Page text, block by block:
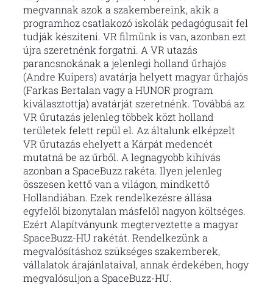
megvannak azok a szakembereink, akik a
programhoz csatlakozó iskolák pedagógusait fel
tudják készíteni. VR filmünk is van, azonban ezt
újra szeretnénk forgatni. A VR utazás
parancsnokának a jelenlegi holland űrhajós
(Andre Kuipers) avatárja helyett magyar űrhajós
(Farkas Bertalan vagy a HUNOR program
kiválasztottja) avatárját szeretnénk. Továbbá az
VR űrutazás jelenleg többek közt holland
területek felett repül el. Az általunk elképzelt
VR űrutazás ehelyett a Kárpát medencét
mutatná be az űrből. A legnagyobb kihívás
azonban a SpaceBuzz rakéta. Ilyen jelenleg
összesen kettő van a világon, mindkettő
Hollandiában. Ezek rendelkezésre állása
egyfelől bizonytalan másfelől nagyon költséges.
Ezért Alapítványunk megterveztette a magyar
SpaceBuzz-HU rakétát. Rendelkezünk a
megvalósításhoz szükséges szakemberek,
vállalatok árajánlataival, annak érdekében, hogy
megvalósuljon a SpaceBuzz-HU.